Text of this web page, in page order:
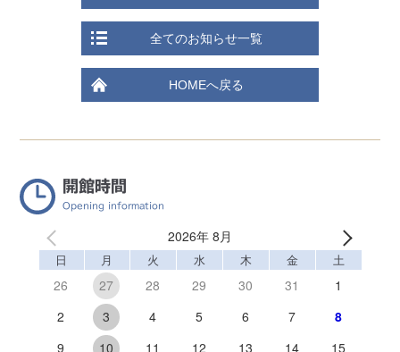
全てのお知らせ一覧
HOMEへ戻る
開館時間
Opening information
2026年 8月
日 月 火 水 木 金 土
26 27 28 29 30 31
1
2
3 4 5 6 7
8
9
10 11 12 13 14
15